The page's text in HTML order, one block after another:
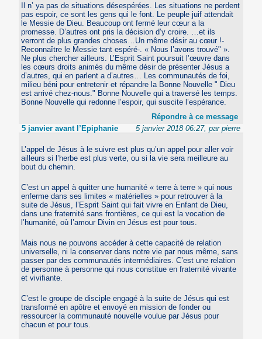
Il n’ ya pas de situations désespérées. Les situations ne perdent
pas espoir, ce sont les gens qui le font. Le peuple juif attendait
le Messie de Dieu. Beaucoup ont fermé leur cœur a la
promesse. D’autres ont pris la décision d’y croire. …et ils
verront de plus grandes choses…Un même désir au cœur !-
Reconnaître le Messie tant espéré-. « Nous l’avons trouvé" ».
Ne plus chercher ailleurs. L’Esprit Saint poursuit l’œuvre dans
les cœurs droits animés du même désir de présenter Jésus a
d’autres, qui en parlent a d’autres… Les communautés de foi,
milieu béni pour entretenir et répandre la Bonne Nouvelle " Dieu
est arrivé chez-nous." Bonne Nouvelle qui a traversé les temps.
Bonne Nouvelle qui redonne l’espoir, qui suscite l’espérance.
Répondre à ce message
5 janvier avant l’Epiphanie
5 janvier 2018 06:27, par pierre
L’appel de Jésus à le suivre est plus qu’un appel pour aller voir
ailleurs si l’herbe est plus verte, ou si la vie sera meilleure au
bout du chemin.
C’est un appel à quitter une humanité « terre à terre » qui nous
enferme dans ses limites « matérielles » pour retrouver à la
suite de Jésus, l’Esprit Saint qui fait vivre en Enfant de Dieu,
dans une fraternité sans frontières, ce qui est la vocation de
l’humanité, où l’amour Divin en Jésus est pour tous.
Mais nous ne pouvons accéder à cette capacité de relation
universelle, ni la conserver dans notre vie par nous même, sans
passer par des communautés intermédiaires. C’est une relation
de personne à personne qui nous constitue en fraternité vivante
et vivifiante.
C’est le groupe de disciple engagé à la suite de Jésus qui est
transformé en apôtre et envoyé en mission de fonder ou
ressourcer la communauté nouvelle voulue par Jésus pour
chacun et pour tous.